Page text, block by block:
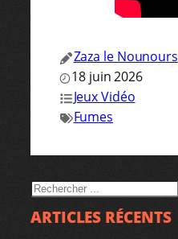
Zaza le Nounours
18 juin 2026
Jeux Vidéo
Fumes
RECHERCHER
ARTICLES RÉCENTS